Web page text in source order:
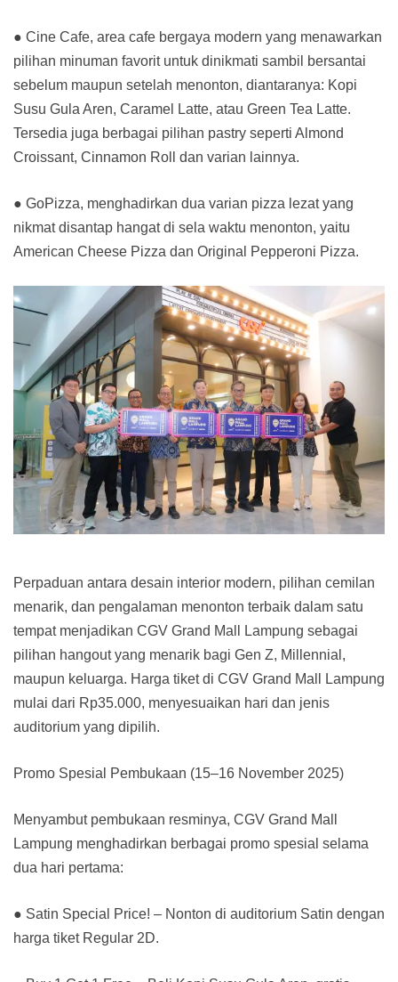
● Cine Cafe, area cafe bergaya modern yang menawarkan
pilihan minuman favorit untuk dinikmati sambil bersantai
sebelum maupun setelah menonton, diantaranya: Kopi
Susu Gula Aren, Caramel Latte, atau Green Tea Latte.
Tersedia juga berbagai pilihan pastry seperti Almond
Croissant, Cinnamon Roll dan varian lainnya.
● GoPizza, menghadirkan dua varian pizza lezat yang
nikmat disantap hangat di sela waktu menonton, yaitu
American Cheese Pizza dan Original Pepperoni Pizza.
Perpaduan antara desain interior modern, pilihan cemilan
menarik, dan pengalaman menonton terbaik dalam satu
tempat menjadikan CGV Grand Mall Lampung sebagai
pilihan hangout yang menarik bagi Gen Z, Millennial,
maupun keluarga. Harga tiket di CGV Grand Mall Lampung
mulai dari Rp35.000, menyesuaikan hari dan jenis
auditorium yang dipilih.
Promo Spesial Pembukaan (15–16 November 2025)
Menyambut pembukaan resminya, CGV Grand Mall
Lampung menghadirkan berbagai promo spesial selama
dua hari pertama:
● Satin Special Price! – Nonton di auditorium Satin dengan
harga tiket Regular 2D.